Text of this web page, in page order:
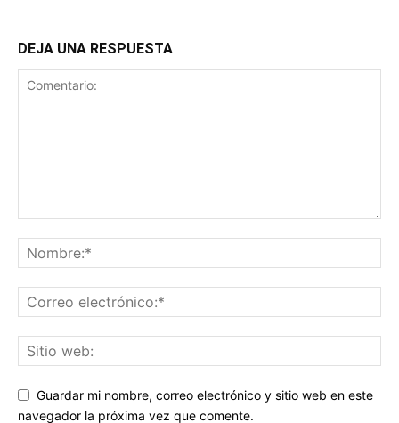
DEJA UNA RESPUESTA
Guardar mi nombre, correo electrónico y sitio web en este
navegador la próxima vez que comente.